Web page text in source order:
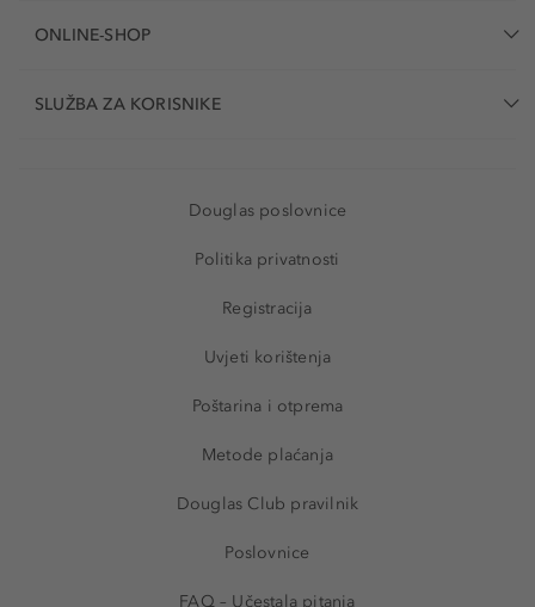
ONLINE-SHOP
SLUŽBA ZA KORISNIKE
Douglas poslovnice
Politika privatnosti
Registracija
Uvjeti korištenja
Poštarina i otprema
Metode plaćanja
Douglas Club pravilnik
Poslovnice
FAQ – Učestala pitanja